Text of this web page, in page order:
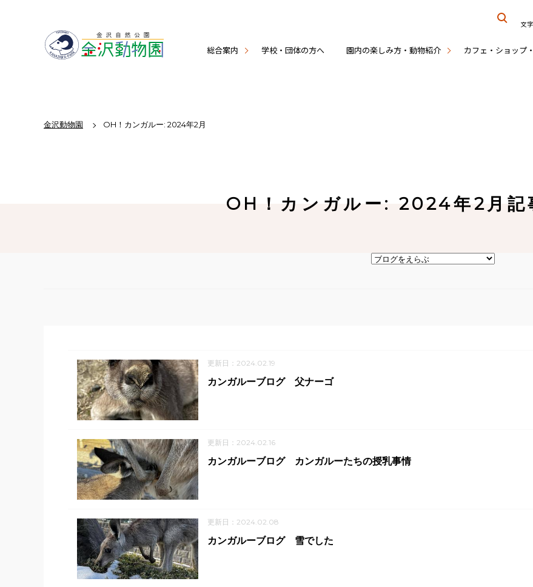
総合案内 学校・団体の方へ 園内の楽しみ方・動物紹介 カフェ・ショップ
文
金沢動物園 OH！カンガルー: 2024年2月
OH！カンガルー: 2024年2月記
更新日：2024.02.19
カンガルーブログ 父ナーゴ
更新日：2024.02.16
カンガルーブログ カンガルーたちの授乳事情
更新日：2024.02.08
カンガルーブログ 雪でした